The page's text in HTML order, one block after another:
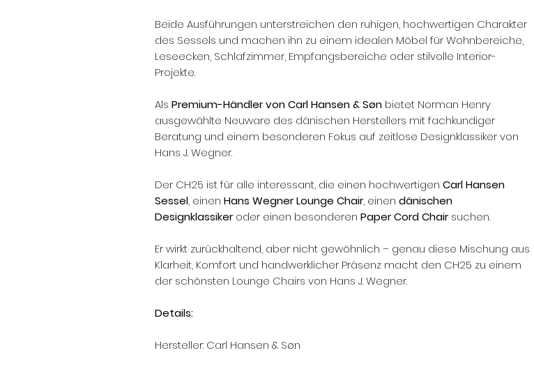
Beide Ausführungen unterstreichen den ruhigen, hochwertigen Charakter
des Sessels und machen ihn zu einem idealen Möbel für Wohnbereiche,
Leseecken, Schlafzimmer, Empfangsbereiche oder stilvolle Interior-
Projekte.
Als Premium-Händler von Carl Hansen & Søn bietet Norman Henry
ausgewählte Neuware des dänischen Herstellers mit fachkundiger
Beratung und einem besonderen Fokus auf zeitlose Designklassiker von
Hans J. Wegner.
Der CH25 ist für alle interessant, die einen hochwertigen Carl Hansen
Sessel, einen Hans Wegner Lounge Chair, einen dänischen
Designklassikeroder einen besonderen Paper Cord Chairsuchen.
Er wirkt zurückhaltend, aber nicht gewöhnlich – genau diese Mischung aus
Klarheit, Komfort und handwerklicher Präsenz macht den CH25 zu einem
der schönsten Lounge Chairs von Hans J. Wegner.
Details:
Hersteller: Carl Hansen & Søn